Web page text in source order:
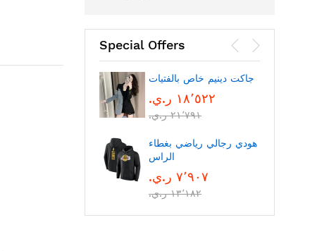
Special Offers
جاكت دينيم خاص بالفتيات
١٨٬٥٢٢ ر.ي.‏
٢١٬٧٩١ ر.ي.‏
هودي رجالي رياضي بغطاء
الراس
٧٬٩٠٧ ر.ي.‏
١٣٬١٨٢ ر.ي.‏